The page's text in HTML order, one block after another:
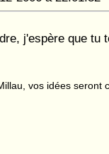
j'espère que tu
vos idées seront